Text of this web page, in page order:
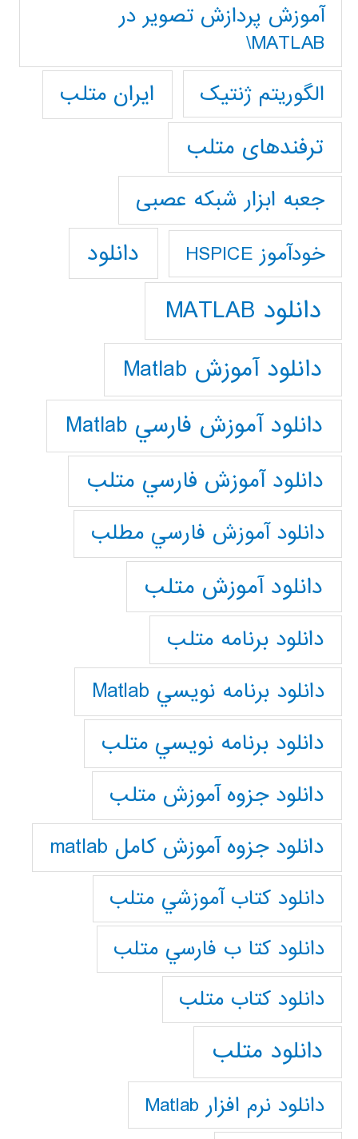
آموزش پردازش تصوير در
MATLAB\
الگوریتم ژنتیک
ایران متلب
ترفندهای متلب
جعبه ابزار شبکه عصبی
خودآموز HSPICE دانلود
دانلود MATLAB
دانلود آموزش Matlab
دانلود آموزش فارسي Matlab
دانلود آموزش فارسي متلب
دانلود آموزش فارسي مطلب
دانلود آموزش متلب
دانلود برنامه متلب
دانلود برنامه نويسي Matlab
دانلود برنامه نويسي متلب
دانلود جزوه آموزش متلب
دانلود جزوه آموزش کامل matlab
دانلود كتاب آموزشي متلب
دانلود كتا ب فارسي متلب
دانلود كتاب متلب
دانلود متلب
دانلود نرم افزار Matlab